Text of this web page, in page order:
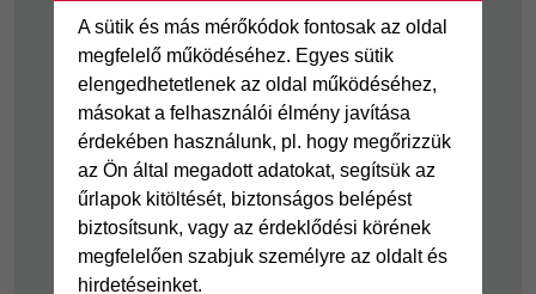
A sütik és más mérőkódok fontosak az oldal
megfelelő működéséhez. Egyes sütik
elengedhetetlenek az oldal működéséhez,
másokat a felhasználói élmény javítása
érdekében használunk, pl. hogy megőrizzük
az Ön által megadott adatokat, segítsük az
űrlapok kitöltését, biztonságos belépést
biztosítsunk, vagy az érdeklődési körének
megfelelően szabjuk személyre az oldalt és
hirdetéseinket.
Tájékoztató
fogyatékkal élő
ügyfelek részére
Hitelkártya
Cofidis Hitelkártya
Joker részletfizetés
Áruhitel Expressz
Személyikölcsön
Cofidis személyi
kölcsön
Cofidis Bank